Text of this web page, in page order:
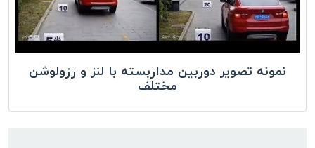
نمونه تصویر دوربین مداربسته با لنز و رزولوشن
مختلف